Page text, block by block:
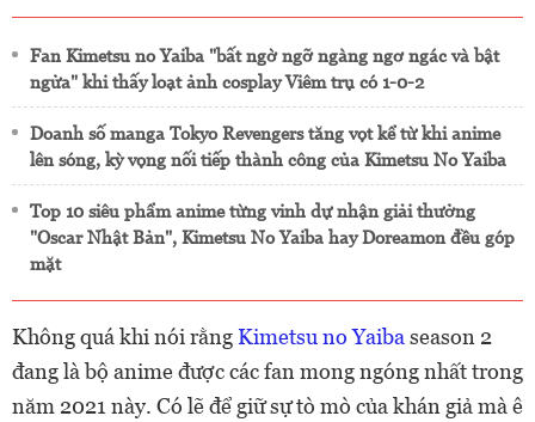
Fan Kimetsu no Yaiba "bất ngờ ngỡ ngàng ngơ ngác và bật
ngửa" khi thấy loạt ảnh cosplay Viêm trụ có 1-0-2
Doanh số manga Tokyo Revengers tăng vọt kể từ khi anime
lên sóng, kỳ vọng nối tiếp thành công của Kimetsu No Yaiba
Top 10 siêu phẩm anime từng vinh dự nhận giải thưởng
"Oscar Nhật Bản", Kimetsu No Yaiba hay Doreamon đều góp
mặt
Không quá khi nói rằngKimetsu no Yaiba season 2
đang là bộ anime được các fan mong ngóng nhất trong
năm 2021 này. Có lẽ để giữ sự tò mò của khán giả mà ê